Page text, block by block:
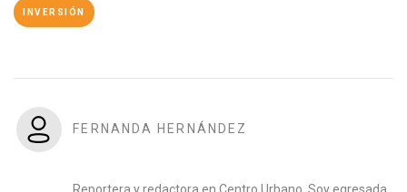
INVERSIÓN
FERNANDA HERNÁNDEZ
Reportera y redactora en Centro Urbano. Soy egresada